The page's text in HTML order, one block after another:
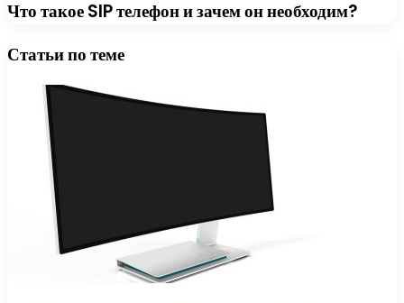
Что такое SIP телефон и зачем он необходим?
Статьи по теме